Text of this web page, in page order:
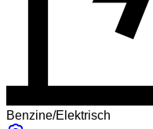
Benzine/Elektrisch